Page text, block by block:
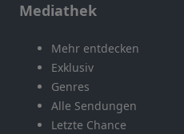
Mediathek
Mehr entdecken
Exklusiv
Genres
Alle Sendungen
Letzte Chance